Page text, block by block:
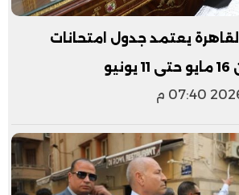
يعتمد جدول امتحانات